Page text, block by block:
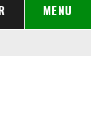
MENU